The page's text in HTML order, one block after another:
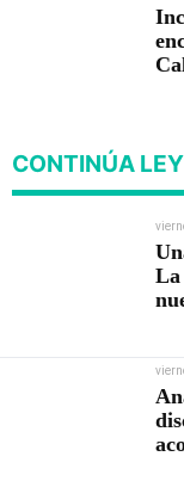
CONTINÚA
La